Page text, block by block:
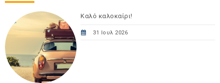
Καλό καλοκαίρι!
31 Ιουλ 2026